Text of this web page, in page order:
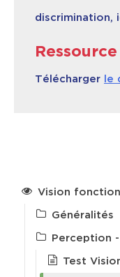
discrimination,
Ressource
Télécharger le
Vision
Généralités
Perception
Test